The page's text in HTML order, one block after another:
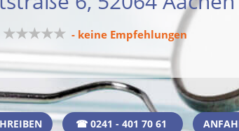
★★★★★ - keine Empfehlungen
☎ 0241 - 401 70 61